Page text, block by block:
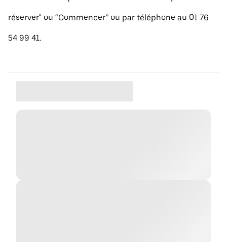
réserver" ou “Commencer” ou par téléphone au 01 76
54 99 41.